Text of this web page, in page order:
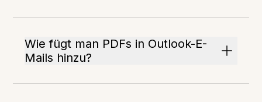
Wie fügt man PDFs in Outlook-E-
Mails hinzu?